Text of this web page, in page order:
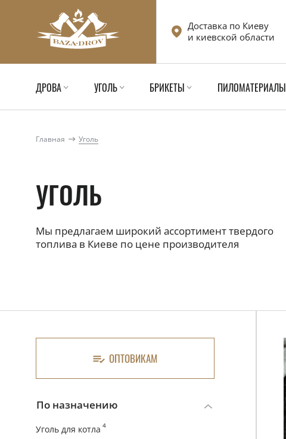
Доставка по Киеву
и киевской области
ДРОВА УГОЛЬ БРИКЕТЫ ПИЛОМАТЕРИАЛЫ
Главная Уголь
УГОЛЬ
Мы предлагаем широкий ассортимент твердого
топлива в Киеве по цене производителя
ОПТОВИКАМ
По назначению
Уголь для котла 4